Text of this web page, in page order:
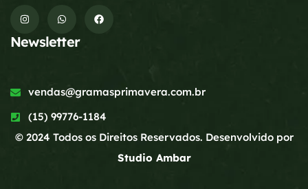
Newsletter
vendas@gramasprimavera.com.br
(15) 99776-1184
© 2024 Todos os Direitos Reservados. Desenvolvido por
Studio Ambar